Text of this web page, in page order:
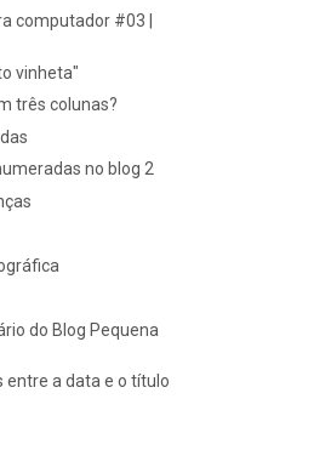
computador #03 |
vinheta"
três colunas?
no blog 2
do Blog Pequena
entre a data e o título